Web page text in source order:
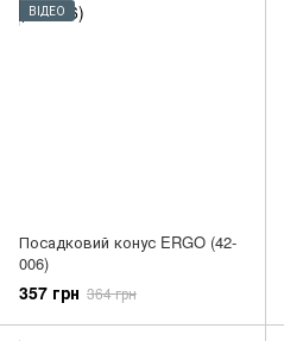
ВІДЕО
Посадковий конус ERGO (42-
006)
357 грн 364 грн